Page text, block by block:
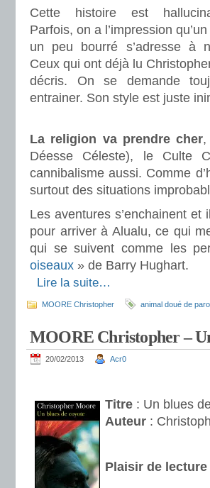
Cette histoire est
Parfois, on a l’impression
un peu bourré s’adresse à
Ceux qui ont déjà lu
décris. On se demande
entrainer. Son style est juste
La religion va prendre cher,
Déesse Céleste), le Culte
cannibalisme aussi. Comme
surtout des situations
Les aventures s’enchainent
pour arriver à Alualu, ce qui
qui se suivent comme les
oiseaux » de Barry Hughart.
Lire la suite…
MOORE Christopher animal doué de
MOORE Christopher –
20/02/2013 Acr0
Titre : Un blues
Auteur :
Plaisir de lecture